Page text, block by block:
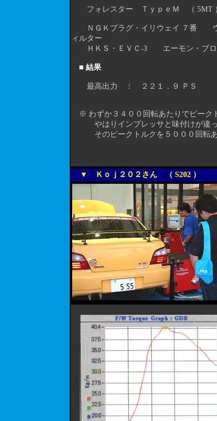
フォレスター ＴｙｐｅＭ （ 5MT
ＮＧＫプラグ・イリウェイ ７番 ウ
ィルター
ＨＫＳ・ＥＶＣ-3 エーモン・プロ
■ 結果
最高出力 ： ２２１．９ ＰＳ
※ わずか３４００回転あたりでピーク
やはりインプレッサと味付けが違っ
そのピークトルクを５０００回転あ
▼ Ｋｏｊ２０２さん （ S202 ）